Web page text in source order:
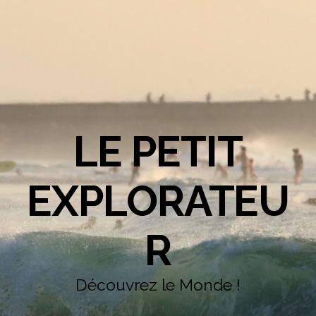
LE PETIT
EXPLORATEU
R
Découvrez le Monde !